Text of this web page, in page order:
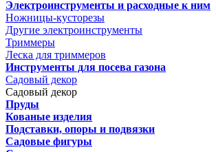
Электроинструменты и расходные к ним
Ножницы-кусторезы
Другие электроинструменты
Триммеры
Леска для триммеров
Инструменты для посева газона
Садовый декор
Садовый декор
Пруды
Кованые изделия
Подставки, опоры и подвязки
Садовые фигуры